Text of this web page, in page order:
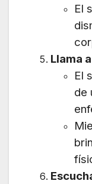
El
Llama
El
de